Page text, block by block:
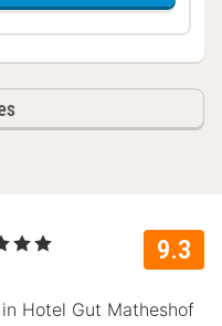
9.3
Hotel Gut Matheshof